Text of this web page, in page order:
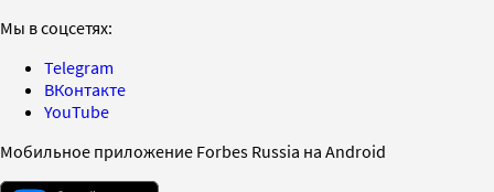
Мы в соцсетях:
Telegram
ВКонтакте
YouTube
Мобильное приложение Forbes Russia на Android